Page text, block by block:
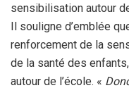
sensibilisation autour
Il souligne d’emblée
renforcement de la
de la santé des
autour de l’école. «